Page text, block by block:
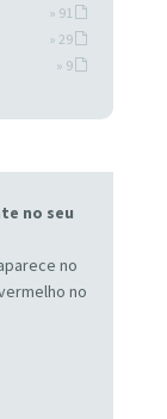
» 91
» 29
» 9
no seu
no
no